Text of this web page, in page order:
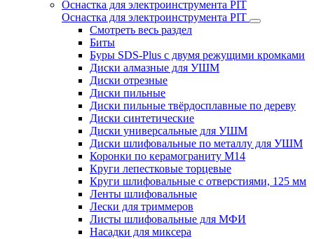
Оснастка для электроинструмента PIT
Оснастка для электроинструмента PIT
Смотреть весь раздел
Биты
Буры SDS-Plus c двумя режущими кромками
Диски алмазные для УШМ
Диски отрезные
Диски пильные
Диски пильные твёрдосплавные по дереву
Диски синтетические
Диски универсальные для УШМ
Диски шлифовальные по металлу для УШМ
Коронки по керамограниту M14
Круги лепестковые торцевые
Круги шлифовальные с отверстиями, 125 мм
Ленты шлифовальные
Лески для триммеров
Листы шлифовальные для МФИ
Насадки для миксера